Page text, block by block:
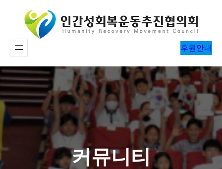
바
로
가
기
후원안내
커뮤니티